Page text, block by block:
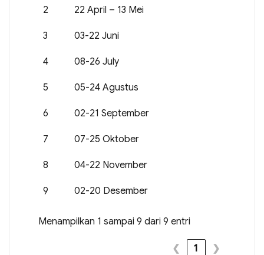
2 22 April – 13 Mei
3 03-22 Juni
4 08-26 July
5 05-24 Agustus
6 02-21 September
7 07-25 Oktober
8 04-22 November
9 02-20 Desember
Menampilkan 1 sampai 9 dari 9 entri
❮ 1 ❯